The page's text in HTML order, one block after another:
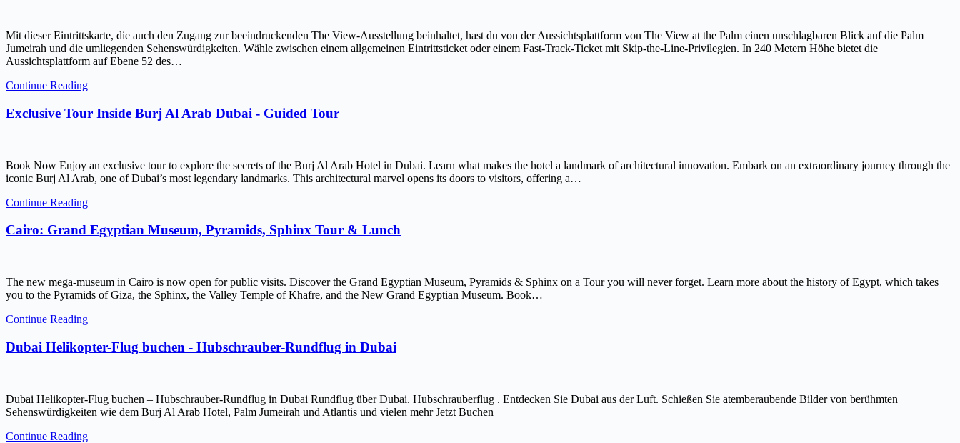
Mit dieser Eintrittskarte, die auch den Zugang zur beeindruckenden The View-Ausstellung beinhaltet, hast du von der Aussichtsplattform von The View at the Palm einen unschlagbaren Blick auf die Palm
Jumeirah und die umliegenden Sehenswürdigkeiten. Wähle zwischen einem allgemeinen Eintrittsticket oder einem Fast-Track-Ticket mit Skip-the-Line-Privilegien. In 240 Metern Höhe bietet die
Aussichtsplattform auf Ebene 52 des…
Continue Reading
Exclusive Tour Inside Burj Al Arab Dubai - Guided Tour
Book Now Enjoy an exclusive tour to explore the secrets of the Burj Al Arab Hotel in Dubai. Learn what makes the hotel a landmark of architectural innovation. Embark on an extraordinary journey through the
iconic Burj Al Arab, one of Dubai’s most legendary landmarks. This architectural marvel opens its doors to visitors, offering a…
Continue Reading
Cairo: Grand Egyptian Museum, Pyramids, Sphinx Tour & Lunch
The new mega-museum in Cairo is now open for public visits. Discover the Grand Egyptian Museum, Pyramids & Sphinx on a Tour you will never forget. Learn more about the history of Egypt, which takes
you to the Pyramids of Giza, the Sphinx, the Valley Temple of Khafre, and the New Grand Egyptian Museum. Book…
Continue Reading
Dubai Helikopter-Flug buchen - Hubschrauber-Rundflug in Dubai
Dubai Helikopter-Flug buchen – Hubschrauber-Rundflug in Dubai Rundflug über Dubai. Hubschrauberflug . Entdecken Sie Dubai aus der Luft. Schießen Sie atemberaubende Bilder von berühmten
Sehenswürdigkeiten wie dem Burj Al Arab Hotel, Palm Jumeirah und Atlantis und vielen mehr Jetzt Buchen
Continue Reading